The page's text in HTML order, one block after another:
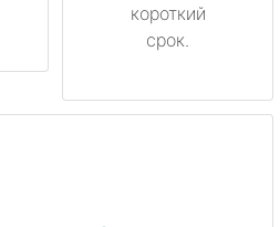
короткий
срок.